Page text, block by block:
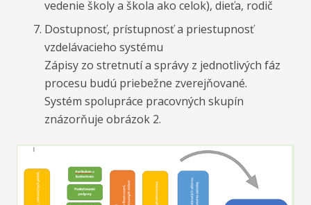
vedenie školy a škola ako celok), dieťa, rodič
Dostupnosť, prístupnosť a priestupnosť
vzdelávacieho systému
Zápisy zo stretnutí a správy z jednotlivých fáz
procesu budú priebežne zverejňované.
Systém spolupráce pracovných skupín
znázorňuje obrázok 2.